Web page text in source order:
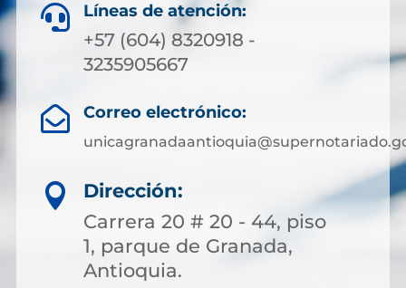
 Líneas de atención:
+57 (604) 8320918 -
3235905667
 Correo electrónico:

Dirección:
Carrera 20 # 20 - 44, piso
1, parque de Granada,
Antioquia.